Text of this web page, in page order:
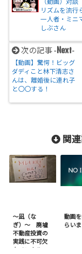
リズムを流行
一人者・ミニ
しぶさん
次の記事 -Next-
【動画】驚愕！ビッグ
ダディこと林下清志さ
んは、離婚後に連れ子
と〇〇する！
関連
〜凪（な
ぎ）〜 廃墟
不動産投資の
実践に不可欠
なメンタル
動画
らいま